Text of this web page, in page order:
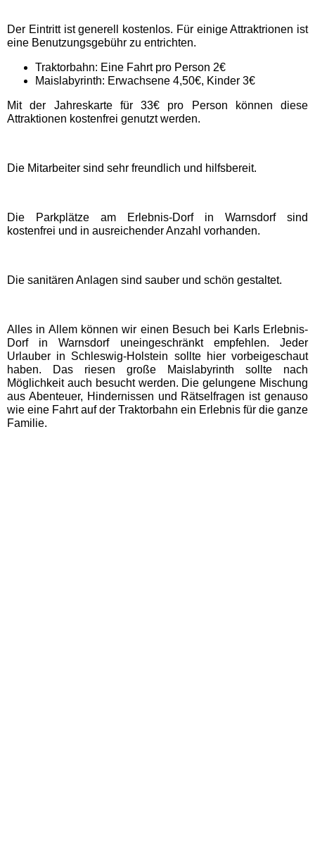
Schloß Dankern
Serengeti-Park
Nordrhein-Westfalen
Freizeitparks
PanoramaPark
Phantasialand
potts park
Safariland Stukenbrock
Der Eintritt ist generell kostenlos. Für einige Attraktrionen ist
eine Benutzungsgebühr zu entrichten.
Traktorbahn: Eine Fahrt pro Person 2€
Maislabyrinth: Erwachsene 4,50€, Kinder 3€
Mit der Jahreskarte für 33€ pro Person können diese
Attraktionen kostenfrei genutzt werden.
Die Mitarbeiter sind sehr freundlich und hilfsbereit.
Die Parkplätze am Erlebnis-Dorf in Warnsdorf sind
kostenfrei und in ausreichender Anzahl vorhanden.
Die sanitären Anlagen sind sauber und schön gestaltet.
Alles in Allem können wir einen Besuch bei Karls Erlebnis-
Dorf in Warnsdorf uneingeschränkt empfehlen. Jeder
Urlauber in Schleswig-Holstein sollte hier vorbeigeschaut
haben. Das riesen große Maislabyrinth sollte nach
Möglichkeit auch besucht werden. Die gelungene Mischung
aus Abenteuer, Hindernissen und Rätselfragen ist genauso
wie eine Fahrt auf der Traktorbahn ein Erlebnis für die ganze
Familie.